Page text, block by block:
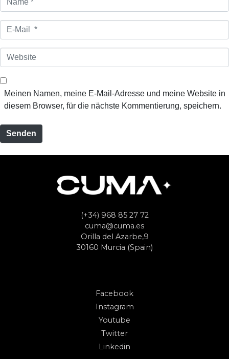
a
m
*
-
M
l
W
e
b
e
Meinen Namen, meine E-Mail-Adresse und meine Website in
diesem Browser, für die nächste Kommentierung, speichern.
Senden
(+34) 968 85 27 72
cuma@cuma.es
Orilla del Azarbe,9
30160 Murcia (Spain)
Facebook
Instagram
Youtube
Twitter
Linkedin